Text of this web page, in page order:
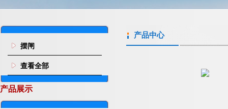
摆闸
查看全部
产品展示
产品中心